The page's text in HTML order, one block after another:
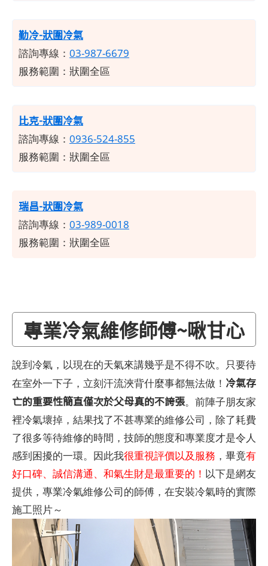
勤冷-狀圍冷氣
諮詢專線： 03-987-6679
服務範圍：狀圍全區
比克-狀圍冷氣
諮詢專線： 0936-524-855
服務範圍：狀圍全區
瑞昌-狀圍冷氣
諮詢專線： 03-989-0018
服務範圍：狀圍全區
專業冷氣維修師傅~啾甘心
說到冷氣，以現在的天氣來講幾乎是不得不吹。只要待
在室外一下子，立刻汗流浹背什麼事都無法做！ 冷氣存
亡的重要性簡直僅次於父母真的不誇張。前陣子朋友家
裡冷氣壞掉，結果找了不甚專業的維修公司，除了耗費
了很多等待維修的時間，技師的態度和專業度才是令人
感到困擾的一環。因此我很重視評價以及服務 ，畢竟有
好口碑、誠信溝通、和氣生財是最重要的！ 以下是網友
提供，專業冷氣維修公司的師傅，在安裝冷氣時的實際
施工照片～